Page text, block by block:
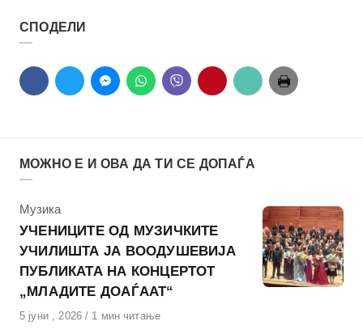
СПОДЕЛИ
МОЖНО Е И ОВА ДА ТИ СЕ ДОПАЃА
КАтегорија
Музика
УЧЕНИЦИТЕ ОД МУЗИЧКИТЕ
УЧИЛИШТА ЈА ВООДУШЕВИЈА
ПУБЛИКАТА НА КОНЦЕРТОТ
„МЛАДИТЕ ДОАЃААТ“
Објавено
5 јуни , 2026 1 мин читање